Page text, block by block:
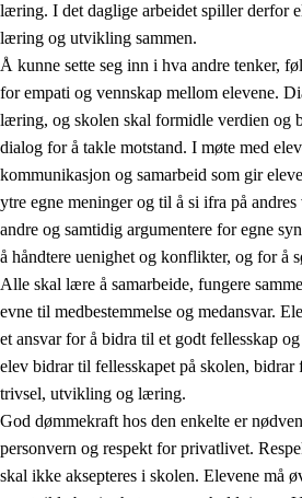
2. Prinsipper for læring, utvikling
2.1 Sosial læring og utvikling
2.2 Kompetanse i fagene
2.3 Grunnleggende ferdigheter
2.4 Å lære å lære
Tverrfaglige temaer
læring. I det daglige arbeidet spiller derfor
læring og utvikling sammen.
Å kunne sette seg inn i hva andre tenker,
for empati og vennskap mellom elevene.
læring, og skolen skal formidle verdien og
dialog for å takle motstand. I møte med
kommunikasjon og samarbeid som gir
ytre egne meninger og til å si ifra på
andre og samtidig argumentere for egne
å håndtere uenighet og konflikter, og for å
Alle skal lære å samarbeide, fungere
evne til medbestemmelse og medansvar.
et ansvar for å bidra til et godt fellesskap
elev bidrar til fellesskapet på skolen, bidrar
trivsel, utvikling og læring.
God dømmekraft hos den enkelte er
personvern og respekt for privatlivet.
skal ikke aksepteres i skolen. Elevene må